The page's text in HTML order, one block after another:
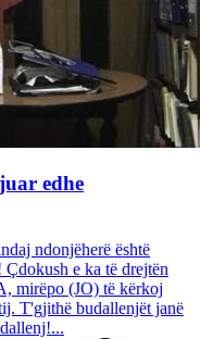
edhe
ndonjëherë është
e ka të drejtën
mirëpo (JO) të kërkoj
T'gjithë budallenjët janë